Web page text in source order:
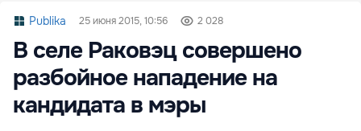
Publika 25 июня 2015, 10:56 2 028
В селе Раковэц совершено
разбойное нападение на
кандидата в мэры